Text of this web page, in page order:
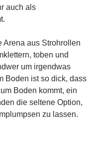
auch als
Arena aus Strohrollen
toben und
um irgendwas
Boden ist so dick, dass
Boden kommt, ein
die seltene Option,
zu lassen.